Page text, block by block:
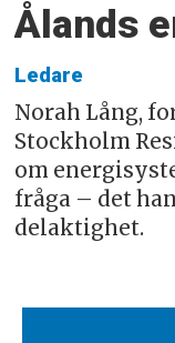
Ålands
Ledare
Norah Lång,
Stockholm
om
fråga – det
delaktighet.